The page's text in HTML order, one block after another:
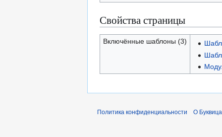
Свойства страницы
Включённые шаблоны (3)
Политика конфиденциальности О Буквица